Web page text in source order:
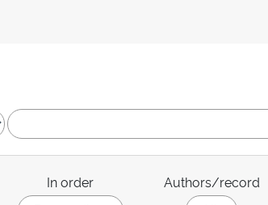
In order Authors/record